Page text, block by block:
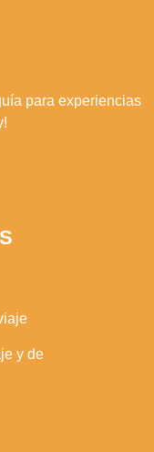
para experiencias
y de